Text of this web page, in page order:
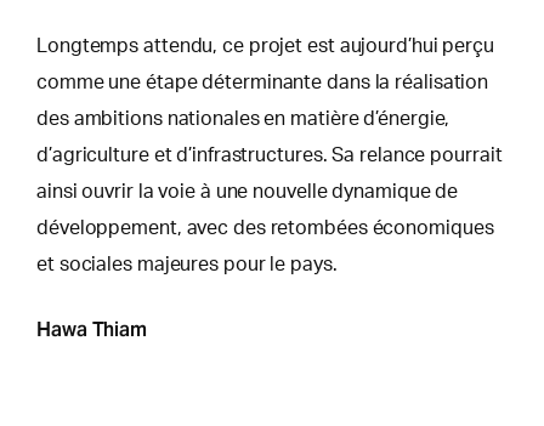
Longtemps attendu, ce projet est aujourd’hui perçu
comme une étape déterminante dans la réalisation
des ambitions nationales en matière d’énergie,
d’agriculture et d’infrastructures. Sa relance pourrait
ainsi ouvrir la voie à une nouvelle dynamique de
développement, avec des retombées économiques
et sociales majeures pour le pays.
Hawa Thiam